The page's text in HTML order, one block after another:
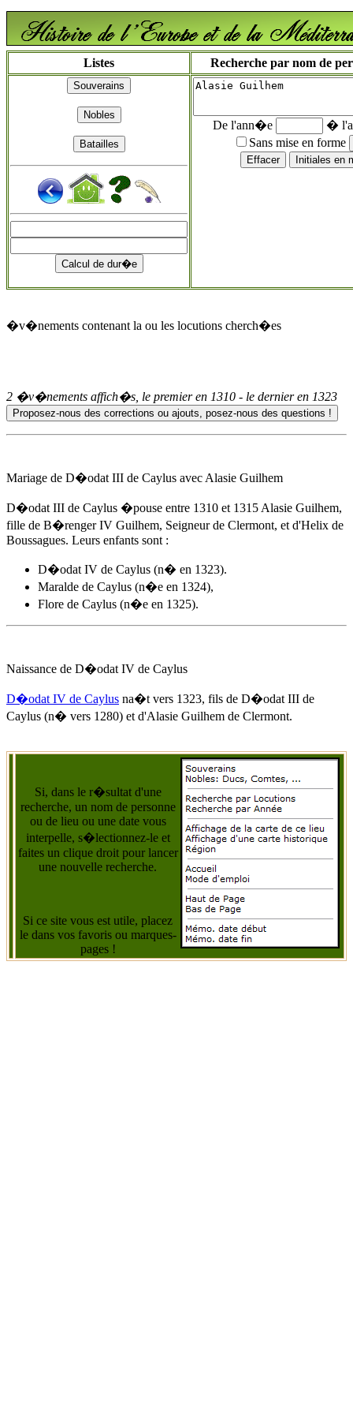
Listes Recherche par nom de
De l'ann�e
�
Sans mise en forme
�v�nements contenant la ou les locutions cherch�es
2 �v�nements affich�s, le premier en 1310 - le dernier en 1323
Mariage de D�odat III de Caylus avec Alasie Guilhem
D�odat III de Caylus �pouse entre 1310 et 1315 Alasie Guilhem,
fille de B�renger IV Guilhem, Seigneur de Clermont, et d'Helix de
Boussagues. Leurs enfants sont :
D�odat IV de Caylus (n� en 1323).
Maralde de Caylus (n�e en 1324),
Flore de Caylus (n�e en 1325).
Naissance de D�odat IV de Caylus
D�odat IV de Caylus na�t vers 1323, fils de D�odat III de
Caylus (n� vers 1280) et d'Alasie Guilhem de Clermont.
Si, dans le r�sultat d'une
recherche, un nom de personne
ou de lieu ou une date vous
interpelle, s�lectionnez-le et
faites un clique droit pour lancer
une nouvelle recherche.
Si ce site vous est utile, placez
le dans vos favoris ou marques-
pages !